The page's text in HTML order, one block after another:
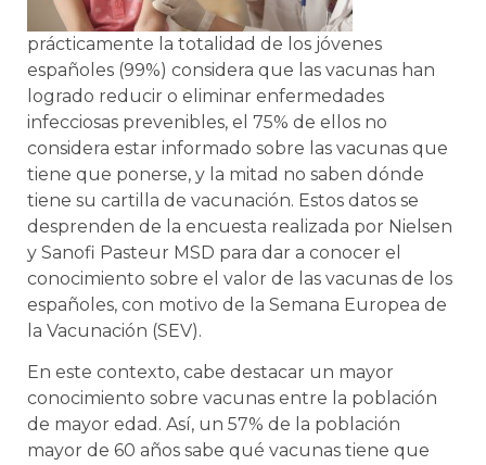
prácticamente la totalidad de los jóvenes
españoles (99%) considera que las vacunas han
logrado reducir o eliminar enfermedades
infecciosas prevenibles, el 75% de ellos no
considera estar informado sobre las vacunas que
tiene que ponerse, y la mitad no saben dónde
tiene su cartilla de vacunación. Estos datos se
desprenden de la encuesta realizada por Nielsen
y Sanofi Pasteur MSD para dar a conocer el
conocimiento sobre el valor de las vacunas de los
españoles, con motivo de la Semana Europea de
la Vacunación (SEV).
En este contexto, cabe destacar un mayor
conocimiento sobre vacunas entre la población
de mayor edad. Así, un 57% de la población
mayor de 60 años sabe qué vacunas tiene que